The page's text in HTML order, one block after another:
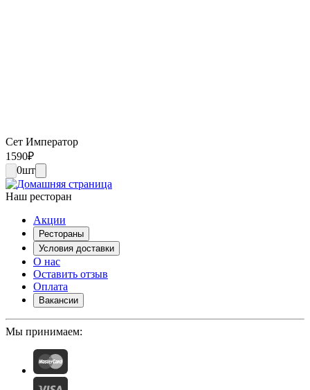
Сет Император
1590₽
0шт
Наш ресторан
Акции
Рестораны
Условия доставки
О нас
Оставить отзыв
Оплата
Вакансии
Мы принимаем: